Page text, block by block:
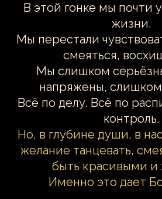
В этой гонке мы почти
жизни.
Мы перестали
смеяться,
Мы слишком
напряжены,
Всё по делу. Всё по
контроль.
Но, в глубине души, в
желание танцевать,
быть красивыми
Именно это дает